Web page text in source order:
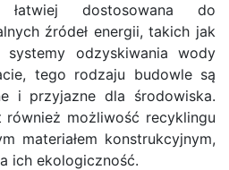
dostosowana do
źródeł energii, takich jak
systemy odzyskiwania wody
tego rodzaju budowle są
i przyjazne dla środowiska.
również możliwość recyklingu
materiałem konstrukcyjnym,
ich ekologiczność.